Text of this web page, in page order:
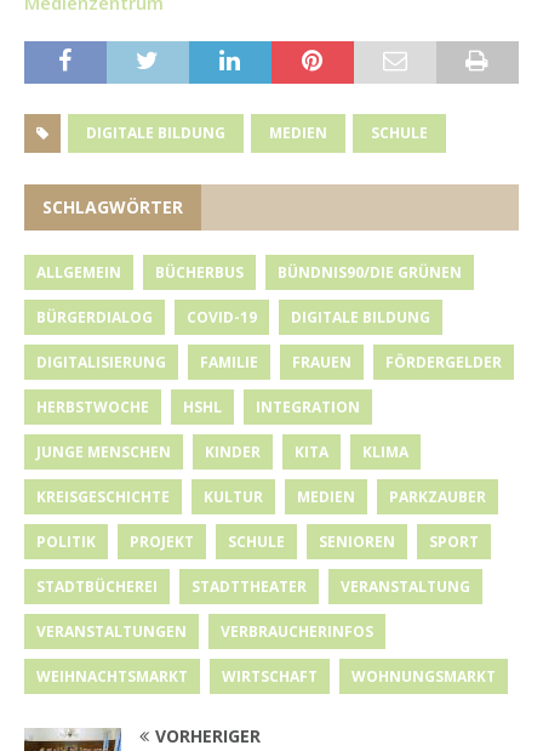
DIGITALE BILDUNG MEDIEN SCHULE
SCHLAGWÖRTER
ALLGEMEIN BÜCHERBUS BÜNDNIS90/DIE GRÜNEN
BÜRGERDIALOG COVID-19 DIGITALE BILDUNG
DIGITALISIERUNG FAMILIE FRAUEN FÖRDERGELDER
HERBSTWOCHE HSHL INTEGRATION
JUNGE MENSCHEN KINDER KITA KLIMA
KREISGESCHICHTE KULTUR MEDIEN PARKZAUBER
POLITIK PROJEKT SCHULE SENIOREN SPORT
STADTBÜCHEREI STADTTHEATER VERANSTALTUNG
VERANSTALTUNGEN VERBRAUCHERINFOS
WEIHNACHTSMARKT WIRTSCHAFT WOHNUNGSMARKT
VORHERIGER